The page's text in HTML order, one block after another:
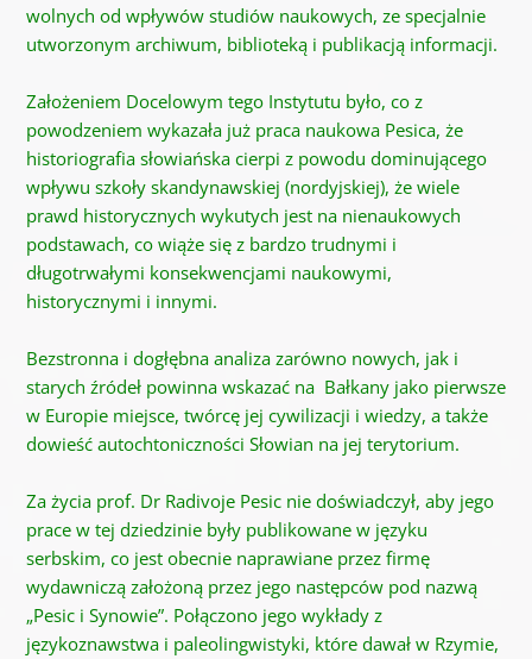
wolnych od wpływów studiów naukowych, ze specjalnie
utworzonym archiwum, biblioteką i publikacją informacji.
Założeniem Docelowym tego Instytutu było, co z
powodzeniem wykazała już praca naukowa Pesica, że
historiografia słowiańska cierpi z powodu dominującego
wpływu szkoły skandynawskiej (nordyjskiej), że wiele
prawd historycznych wykutych jest na nienaukowych
podstawach, co wiąże się z bardzo trudnymi i
długotrwałymi konsekwencjami naukowymi,
historycznymi i innymi.
Bezstronna i dogłębna analiza zarówno nowych, jak i
starych źródeł powinna wskazać na Bałkany jako pierwsze
w Europie miejsce, twórcę jej cywilizacji i wiedzy, a także
dowieść autochtoniczności Słowian na jej terytorium.
Za życia prof. Dr Radivoje Pesic nie doświadczył, aby jego
prace w tej dziedzinie były publikowane w języku
serbskim, co jest obecnie naprawiane przez firmę
wydawniczą założoną przez jego następców pod nazwą
„Pesic i Synowie”. Połączono jego wykłady z
językoznawstwa i paleolingwistyki, które dawał w Rzymie,